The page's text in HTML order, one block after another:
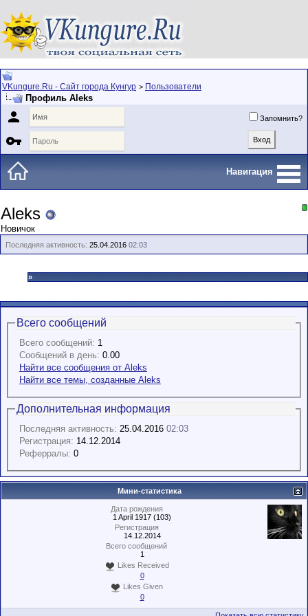
VKungure.Ru - Сайт города Кунгур > Пользователи
Профиль Aleks
 Запомнить?

Навигация
Aleks
Новичок
Последняя активность: 25.04.2016 02:03
»
Всего сообщений
Всего сообщений: 1
Сообщений в день: 0.00
Найти все сообщения от Aleks
Найти все темы, созданные Aleks
Дополнительная информация
Последняя активность: 25.04.2016 02:03
Регистрация: 14.12.2014
Реферралы: 0
Мини-статистика
Дата рождения
1 April 1917 (103)
Регистрация
14.12.2014
Всего сообщений
1
Likes Received
0
Likes Given
0